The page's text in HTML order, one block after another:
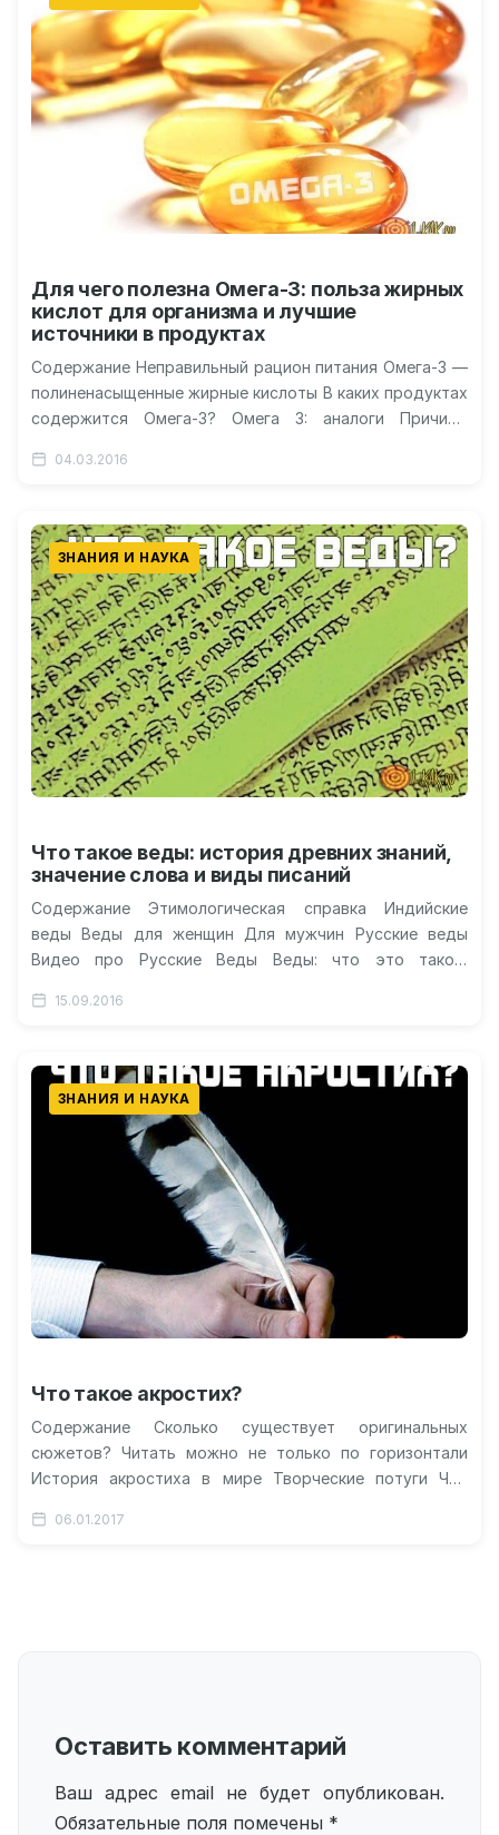
Для чего полезна Омега-3: польза жирных
кислот для организма и лучшие
источники в продуктах
Содержание Неправильный рацион питания Омега-3 —
полиненасыщенные жирные кислоты В каких продуктах
содержится Омега-3? Омега 3: аналоги Причины
Омега-3…
04.03.2016
ЗНАНИЯ И НАУКА
Что такое веды: история древних знаний,
значение слова и виды писаний
Содержание Этимологическая справка Индийские
веды Веды для женщин Для мужчин Русские веды
Видео про Русские Веды Веды: что это такое,
15.09.2016
ЗНАНИЯ И НАУКА
Что такое акростих?
Содержание Сколько существует оригинальных
сюжетов? Читать можно не только по горизонтали
История акростиха в мире Творческие потуги Что
Акростих:…
06.01.2017
Оставить комментарий
Ваш адрес email не будет опубликован.
Обязательные поля помечены *